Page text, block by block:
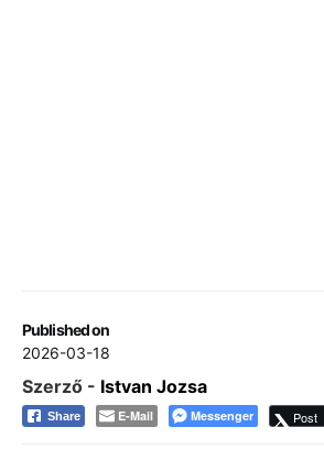
Published on
2026-03-18
Szerző - Istvan Jozsa
Share E-Mail Messenger Post